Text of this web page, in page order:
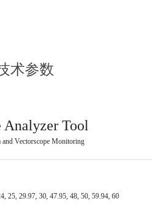
术参数
Analyzer Tool
Vectorscope Monitoring
25, 29.97, 30, 47.95, 48, 50, 59.94, 60